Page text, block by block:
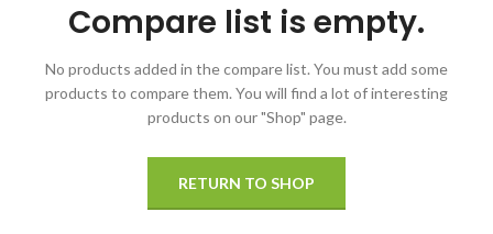
Compare list is empty.
No products added in the compare list. You must add some
products to compare them. You will find a lot of interesting
products on our "Shop" page.
RETURN TO SHOP